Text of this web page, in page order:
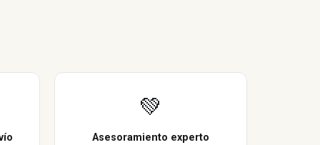
💚
Asesoramiento experto